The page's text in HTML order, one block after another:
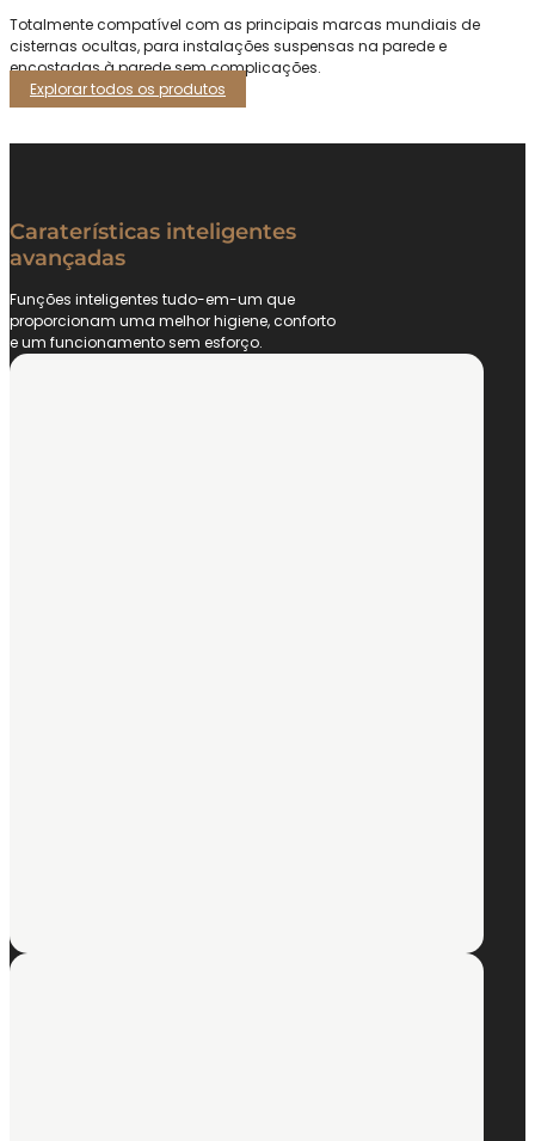
Totalmente compatível com as principais marcas mundiais de
cisternas ocultas, para instalações suspensas na parede e
encostadas à parede sem complicações.
Explorar todos os produtos
Caraterísticas inteligentes
avançadas
Funções inteligentes tudo-em-um que
proporcionam uma melhor higiene, conforto
e um funcionamento sem esforço.